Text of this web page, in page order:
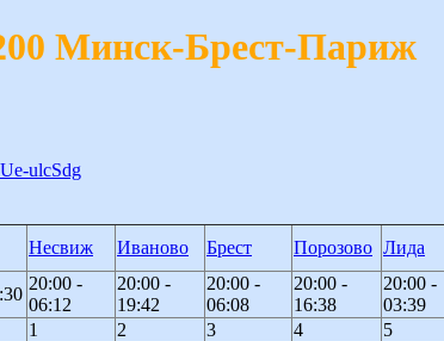
Минск-Брест-Париж
ulcSdg
Несвиж Иваново Брест Порозово Лида
20:00 -
06:12
20:00 -
19:42
20:00 -
06:08
20:00 -
16:38
20:00 -
03:39
1 2 3 4 5